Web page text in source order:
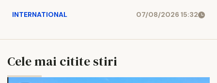
INTERNATIONAL 07/08/2026 15:32
Cele mai citite stiri